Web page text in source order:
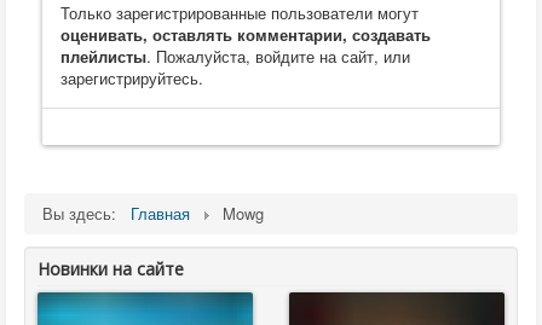
Только зарегистрированные пользователи могут
оценивать, оставлять комментарии, создавать
плейлисты. Пожалуйста, войдите на сайт, или
зарегистрируйтесь.
Вы здесь: Главная Mowg
Новинки на сайте